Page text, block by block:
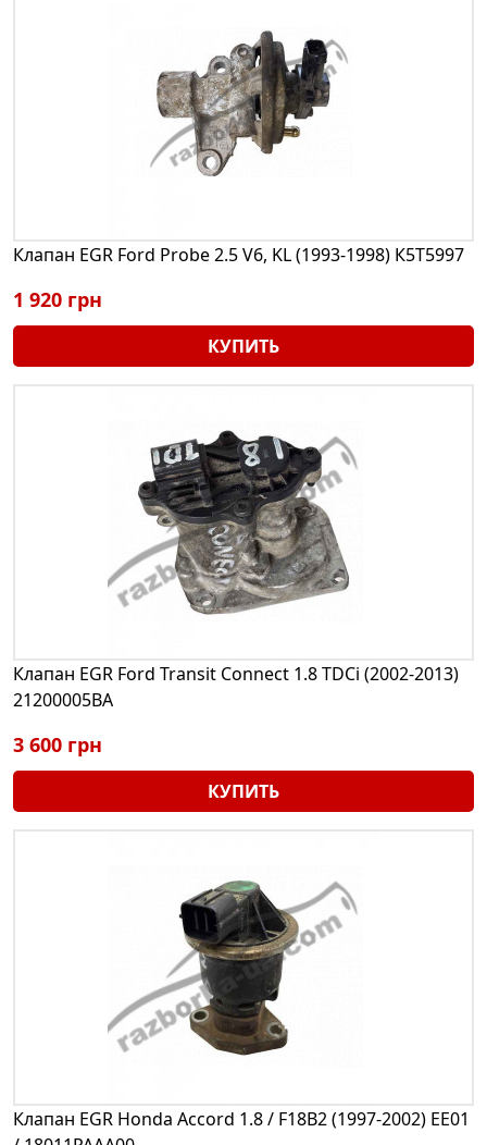
Клапан EGR Ford Probe 2.5 V6, KL (1993-1998) К5Т5997
1 920 грн
КУПИТЬ
Клапан EGR Ford Transit Connect 1.8 TDCi (2002-2013)
21200005BA
3 600 грн
КУПИТЬ
Клапан EGR Honda Accord 1.8 / F18B2 (1997-2002) EE01